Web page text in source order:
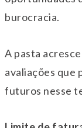
burocracia.
A pasta
avaliações que
futuros nesse